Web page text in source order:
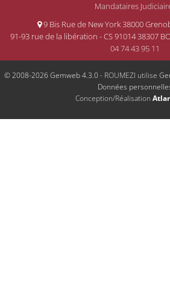
Mandataires
9 Bis Rue de New York 38000
91-93 rue de la libération - CS 91014 38307
04 74 43 95 11
© 2008-2026 Gemweb 4.3.0- ROUMEZI utilise
Données
Conception/Réalisation